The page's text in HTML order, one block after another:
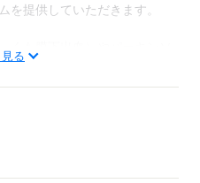
交渉もサポートします。
を提供していただきます。
た方向けのリハビリと機能訓
指導サポート
る